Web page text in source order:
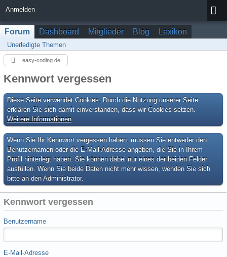
Anmelden
Forum Dashboard Mitglieder Blog Lexikon
Unerledigte Themen
easy-coding.de
Kennwort vergessen
Diese Seite verwendet Cookies. Durch die Nutzung unserer Seite
erklären Sie sich damit einverstanden, dass wir Cookies setzen.
Weitere Informationen
Wenn Sie Ihr Kennwort vergessen haben, müssen Sie entweder den
Benutzernamen oder die E-Mail-Adresse angeben, die Sie in Ihrem
Profil hinterlegt haben. Sie können dabei nur eines der beiden Felder
ausfüllen. Wenn Sie beide Daten nicht mehr wissen, wenden Sie sich
bitte an den Administrator.
Kennwort vergessen
Benutzername
E-Mail-Adresse